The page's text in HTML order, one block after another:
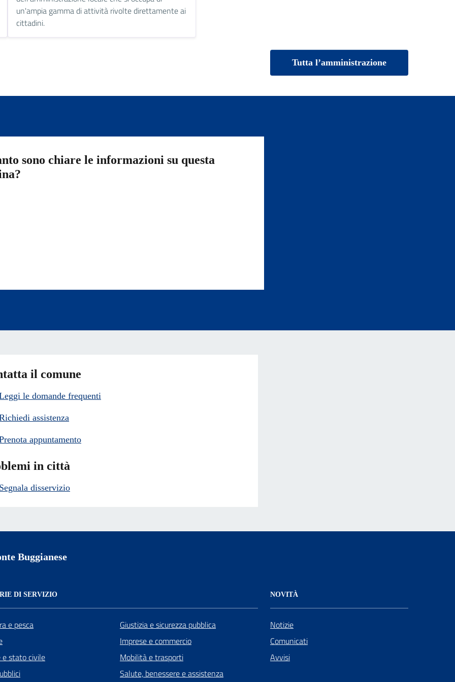
un'ampia gamma di attività rivolte direttamente ai
cittadini.
Tutta l’amministrazione
sono chiare le informazioni su questa
5 stelle su 5
4 stelle su 5
3 stelle su 5
2 stelle su 5
il comune
le domande frequenti
assistenza
appuntamento
in città
Segnala disservizio
Buggianese
DI SERVIZIO
e pesca
e stato civile
Giustizia e sicurezza pubblica
Imprese e commercio
Mobilità e trasporti
Salute, benessere e assistenza
NOVITÀ
Notizie
Comunicati
Avvisi